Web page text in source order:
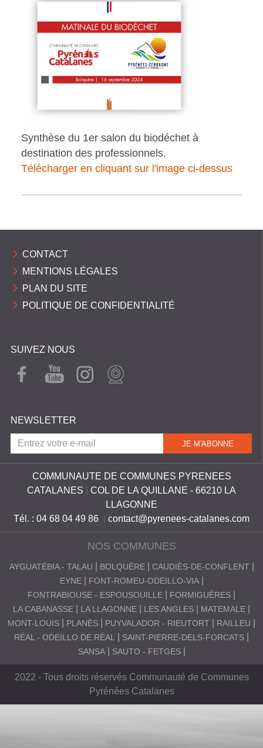
Synthèse du 1er salon du biodéchet à
destination des professionnels.
Télécharger en cliquant sur l'image ci-dessus
CONTACT
MENTIONS LÉGALES
PLAN DU SITE
POLITIQUE DE CONFIDENTIALITÉ
SUIVEZ NOUS
FAC
EBO
YOU
TUB
INST
AGR
WEB
CAM
NEWSLETTER
COMMUNAUTE DE COMMUNES PYRENEES
CATALANES
COL DE LA QUILLANE - 66210 LA
LLAGONNE
Tél. : 04 68 04 49 86
contact@pyrenees-catalanes.com
NOS COMMUNES
AYGUATÉBIA - TALAU BOLQUÈRE
CAUDIÈS-DE-CONFLENT
EYNE
FONT-ROMEU-ODEILLO-VIA
FONTRABIOUSE - ESPOUSOUILLE
FORMIGUÈRES
LA CABANASSE
LA LLAGONNE LES ANGLES
MATEMALE
MONT-LOUIS
PLANÈS PUYVALADOR - RIEUTORT
RAILLEU
RÉAL - ODEILLO DE RÉAL
SAINT-PIERRE-DELS-FORCATS
SANSA
SAUTO - FETGES
2022 - Tous droits réservés Communauté de Communes
Pyrénées Catalanes